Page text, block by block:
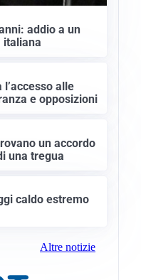
addio a un
italiana
alle
e opposizioni
un accordo
una tregua
caldo estremo
Altre notizie